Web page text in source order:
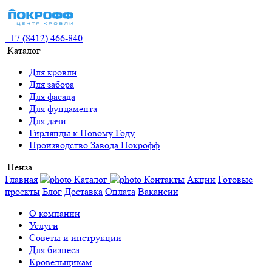
+7 (8412) 466-840
Каталог
Для кровли
Для забора
Для фасада
Для фундамента
Для дачи
Гирлянды к Новому Году
Производство Завода Покрофф
Пенза
Главная
Каталог Контакты Акции
Готовые
проекты Блог Доставка Оплата Вакансии
О компании
Услуги
Советы и инструкции
Для бизнеса
Кровельщикам